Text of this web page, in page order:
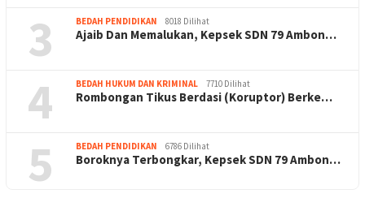
3 BEDAH PENDIDIKAN 8018 Dilihat
Ajaib Dan Memalukan, Kepsek SDN 79 Ambon…
4 BEDAH HUKUM DAN KRIMINAL 7710 Dilihat
Rombongan Tikus Berdasi (Koruptor) Berke…
5 BEDAH PENDIDIKAN 6786 Dilihat
Boroknya Terbongkar, Kepsek SDN 79 Ambon…